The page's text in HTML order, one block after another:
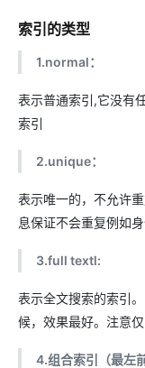
索引的类型
1.normal：
表示普通索引,它没有
索引
2.unique：
表示唯一的，不允许
息保证不会重复例如
3.full textl:
表示全文搜索的索引
候，效果最好。注意
4.组合索引（最左前